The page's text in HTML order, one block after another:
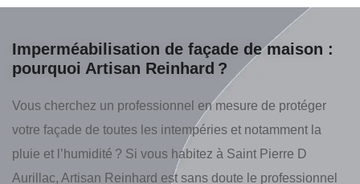
Imperméabilisation de façade de maison :
pourquoi Artisan Reinhard ?
Vous cherchez un professionnel en mesure de protéger
votre façade de toutes les intempéries et notamment la
pluie et l’humidité ? Si vous habitez à Saint Pierre D
Aurillac, Artisan Reinhard est sans doute le professionnel